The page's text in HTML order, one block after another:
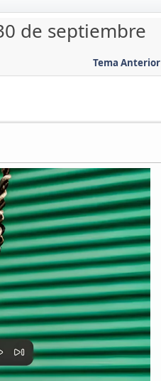
de septiembre
Tema Anterior